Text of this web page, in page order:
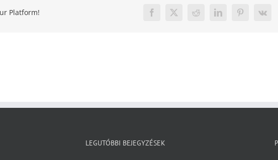
Platform! Facebook
X Reddit LinkedInPinterest
Vk
LEGUTÓBBI BEJEGYZÉSEK